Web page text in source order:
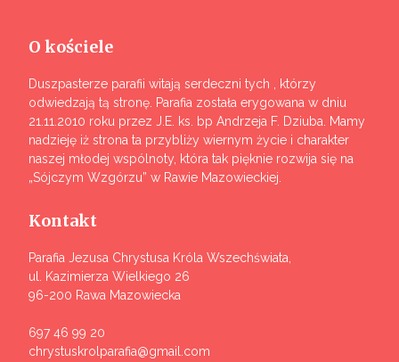
O kościele
Duszpasterze parafii witają serdeczni tych , którzy
odwiedzają tą stronę. Parafia została erygowana w dniu
21.11.2010 roku przez J.E. ks. bp Andrzeja F. Dziuba. Mamy
nadzieję iż strona ta przybliży wiernym życie i charakter
naszej młodej wspólnoty, która tak pięknie rozwija się na
„Sójczym Wzgórzu” w Rawie Mazowieckiej.
Kontakt
Parafia Jezusa Chrystusa Króla Wszechświata,
ul. Kazimierza Wielkiego 26
96-200 Rawa Mazowiecka
697 46 99 20
chrystuskrolparafia@gmail.com